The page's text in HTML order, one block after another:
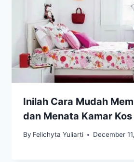
Inilah Cara Mudah
dan Menata Kamar
By Felichyta Yuliarti December